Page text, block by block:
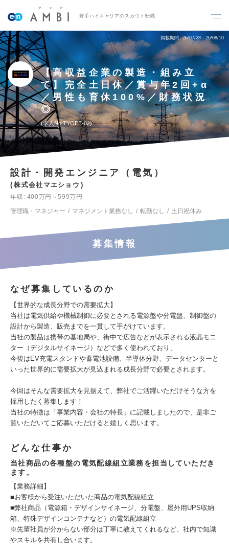
若手ハイキャリアのスカウト転職
掲載期間 26/07/28～26/08/10
【高収益企業の製造・組み立
て】完全土日休／賞与年2回+α
／男性も育休100%／財務状況
◎
求人No.TYOEE-02
設計・開発エンジニア（電気）
株式会社マエショウ
年収
400万円～599万円
管理職・マネジャー
マネジメント業務なし 転勤なし 土日祝休み
募集情報
なぜ募集しているのか
【世界的な成長分野での需要拡大】
当社は電気供給や機械制御に必要とされる電源盤や分電盤、制御盤の
設計から製造、販売までを一貫して手がけています。
当社の製品は携帯の基地局や、街中で広告などが表示される液晶モニ
ター（デジタルサイネージ）などで多く使われており、
今後はEV充電スタンドや蓄電池設備、半導体分野、データセンターと
いった世界的に需要拡大が見込まれる成長分野で必要とされます。
今回はそんな需要拡大を見据えて、弊社でご活躍いただけそうな方を
採用したく募集します！
当社の特徴は「事業内容・会社の特長」に記載しましたので、是非ご
覧いただいてご応募いただけると嬉しく思います。
どんな仕事か
当社商品の各種盤の電気配線組立業務を担当していただき
ます。
【業務詳細】
■お客様から受注いただいた商品の電気配線組立
■弊社商品（電源箱・デザインサイネージ、分電盤、屋外用UPS収納
箱、特殊デザインコンテナなど）の電気配線組立
※先輩社員が分からない部分は丁寧に教えてくれるなど、社内で知識
やスキルを共有し合います。